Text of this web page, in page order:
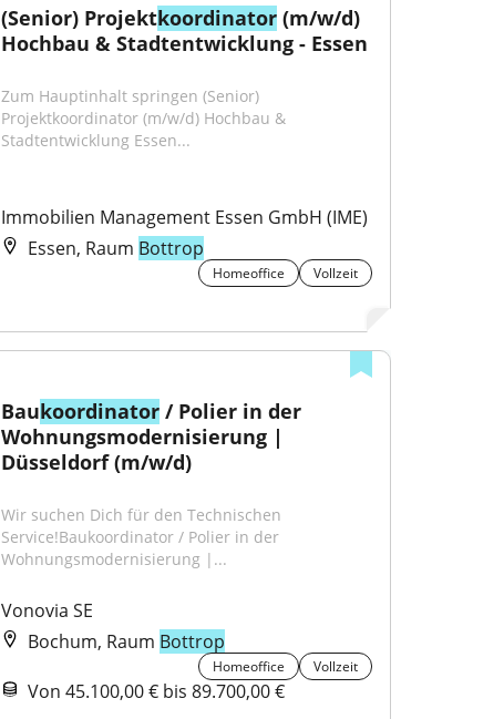
(Senior) Projektkoordinator (m/w/d)
Hochbau & Stadtentwicklung - Essen
Zum Hauptinhalt springen (Senior)
Projektkoordinator (m/w/d) Hochbau &
Stadtentwicklung Essen...
Immobilien Management Essen GmbH (IME)
Essen, Raum Bottrop
Homeoffice Vollzeit
Baukoordinator / Polier in der
Wohnungsmodernisierung |
Düsseldorf (m/w/d)
Wir suchen Dich für den Technischen
Service!Baukoordinator / Polier in der
Wohnungsmodernisierung |...
Vonovia SE
Bochum, Raum Bottrop
Homeoffice Vollzeit
Von 45.100,00 € bis 89.700,00 €